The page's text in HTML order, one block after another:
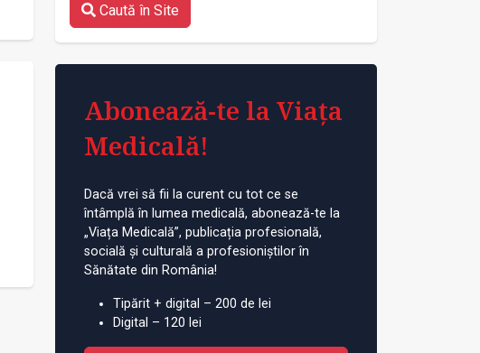
Caută în Site
Abonează-te la Viața
Medicală!
Dacă vrei să fii la curent cu tot ce se
întâmplă în lumea medicală, abonează-te la
„Viața Medicală”, publicația profesională,
socială și culturală a profesioniștilor în
Sănătate din România!
Tipărit + digital – 200 de lei
Digital – 120 lei